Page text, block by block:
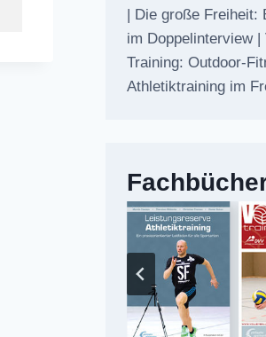
| Die große Freiheit:
im Doppelinterview |
Training: Outdoor-
Athletiktraining im